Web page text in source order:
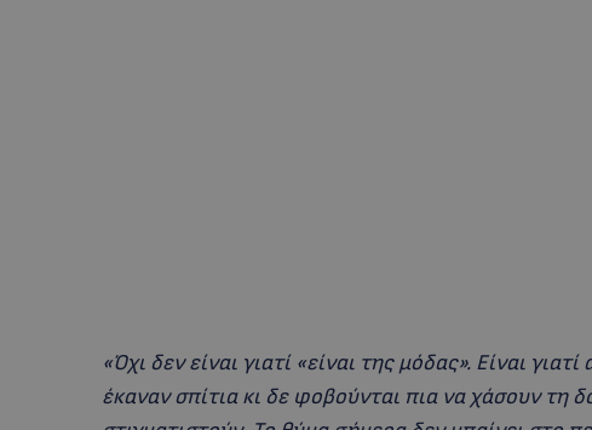
«Όχι δεν είναι γιατί «είναι της μόδας». Είναι
έκαναν σπίτια κι δε φοβούνται πια να χάσουν τη